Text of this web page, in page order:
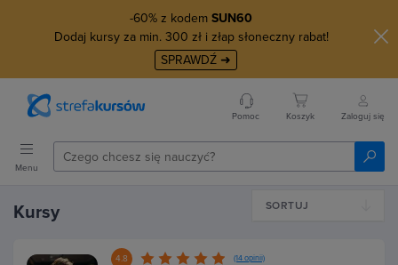
-60% z kodem SUN60
Dodaj kursy za min. 300 zł i złap słoneczny rabat!
SPRAWDŹ ➜
Pomoc Koszyk Zaloguj się
Menu
Kursy SORTUJ
4.8 (14 opinii)